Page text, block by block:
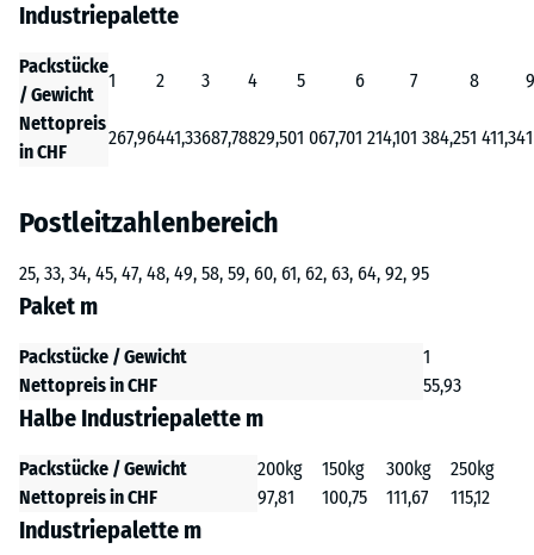
Industriepalette
Packstücke
/ Gewicht
1 2 3 4 5 6 7 8
9
Nettopreis
in CHF
267,96441,33687,78829,501 067,701 214,101 384,251 411,34
Postleitzahlenbereich
25, 33, 34, 45, 47, 48, 49, 58, 59, 60, 61, 62, 63, 64, 92, 95
Paket m
Packstücke / Gewicht
1
Nettopreis in CHF
55,93
Halbe Industriepalette m
Packstücke / Gewicht 200kg 150kg 300kg
250kg
Nettopreis in CHF
97,81 100,75 111,67 115,12
Industriepalette m